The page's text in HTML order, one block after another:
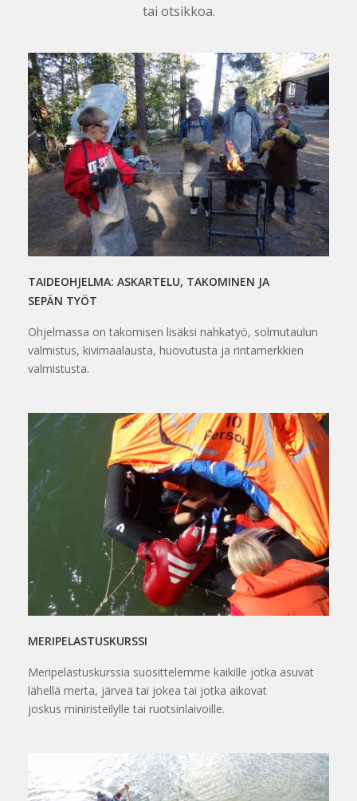
tai otsikkoa.
TAIDEOHJELMA: ASKARTELU, TAKOMINEN JA
SEPÄN TYÖT
Ohjelmassa on takomisen lisäksi nahkatyö, solmutaulun
valmistus, kivimaalausta, huovutusta ja rintamerkkien
valmistusta.
MERIPELASTUSKURSSI
Meripelastuskurssia suosittelemme kaikille jotka asuvat
lähellä merta, järveä tai jokea tai jotka aikovat
joskus miniristeilylle tai ruotsinlaivoille.